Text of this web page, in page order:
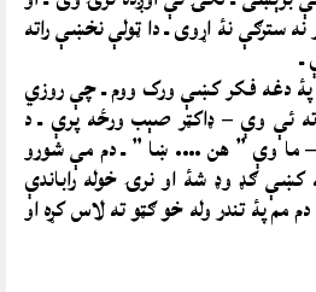
سترګې نۀ اړوی ـ دا ټولې نخښې راته
پۀ دغه فکر کښې ورک ووم ـ چې روزي
ئې وې – ډاکټر صېب ورځه پرې ـ د
– ما وې ” هن …. ښا ” ـ دم مې شورو
کښې ګډ وډ شۀ او نرۍ خوله راباندې
مم پۀ تندر وله خو ګټو ته لاس کړه او